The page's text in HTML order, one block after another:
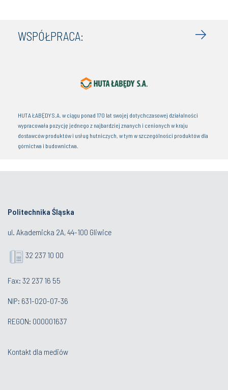
WSPÓŁPRACA:
HUTA ŁABĘDY S.A. w ciągu ponad 170 lat swojej dotychczasowej działalności
wypracowała pozycję jednego z najbardziej znanych i cenionych w kraju
dostawców produktów i usług hutniczych, w tym w szczególności produktów dla
górnictwa i budownictwa.
Politechnika Śląska
ul. Akademicka 2A, 44-100 Gliwice
32 237 10 00
Fax: 32 237 16 55
NIP: 631-020-07-36
REGON: 000001637
Kontakt dla mediów